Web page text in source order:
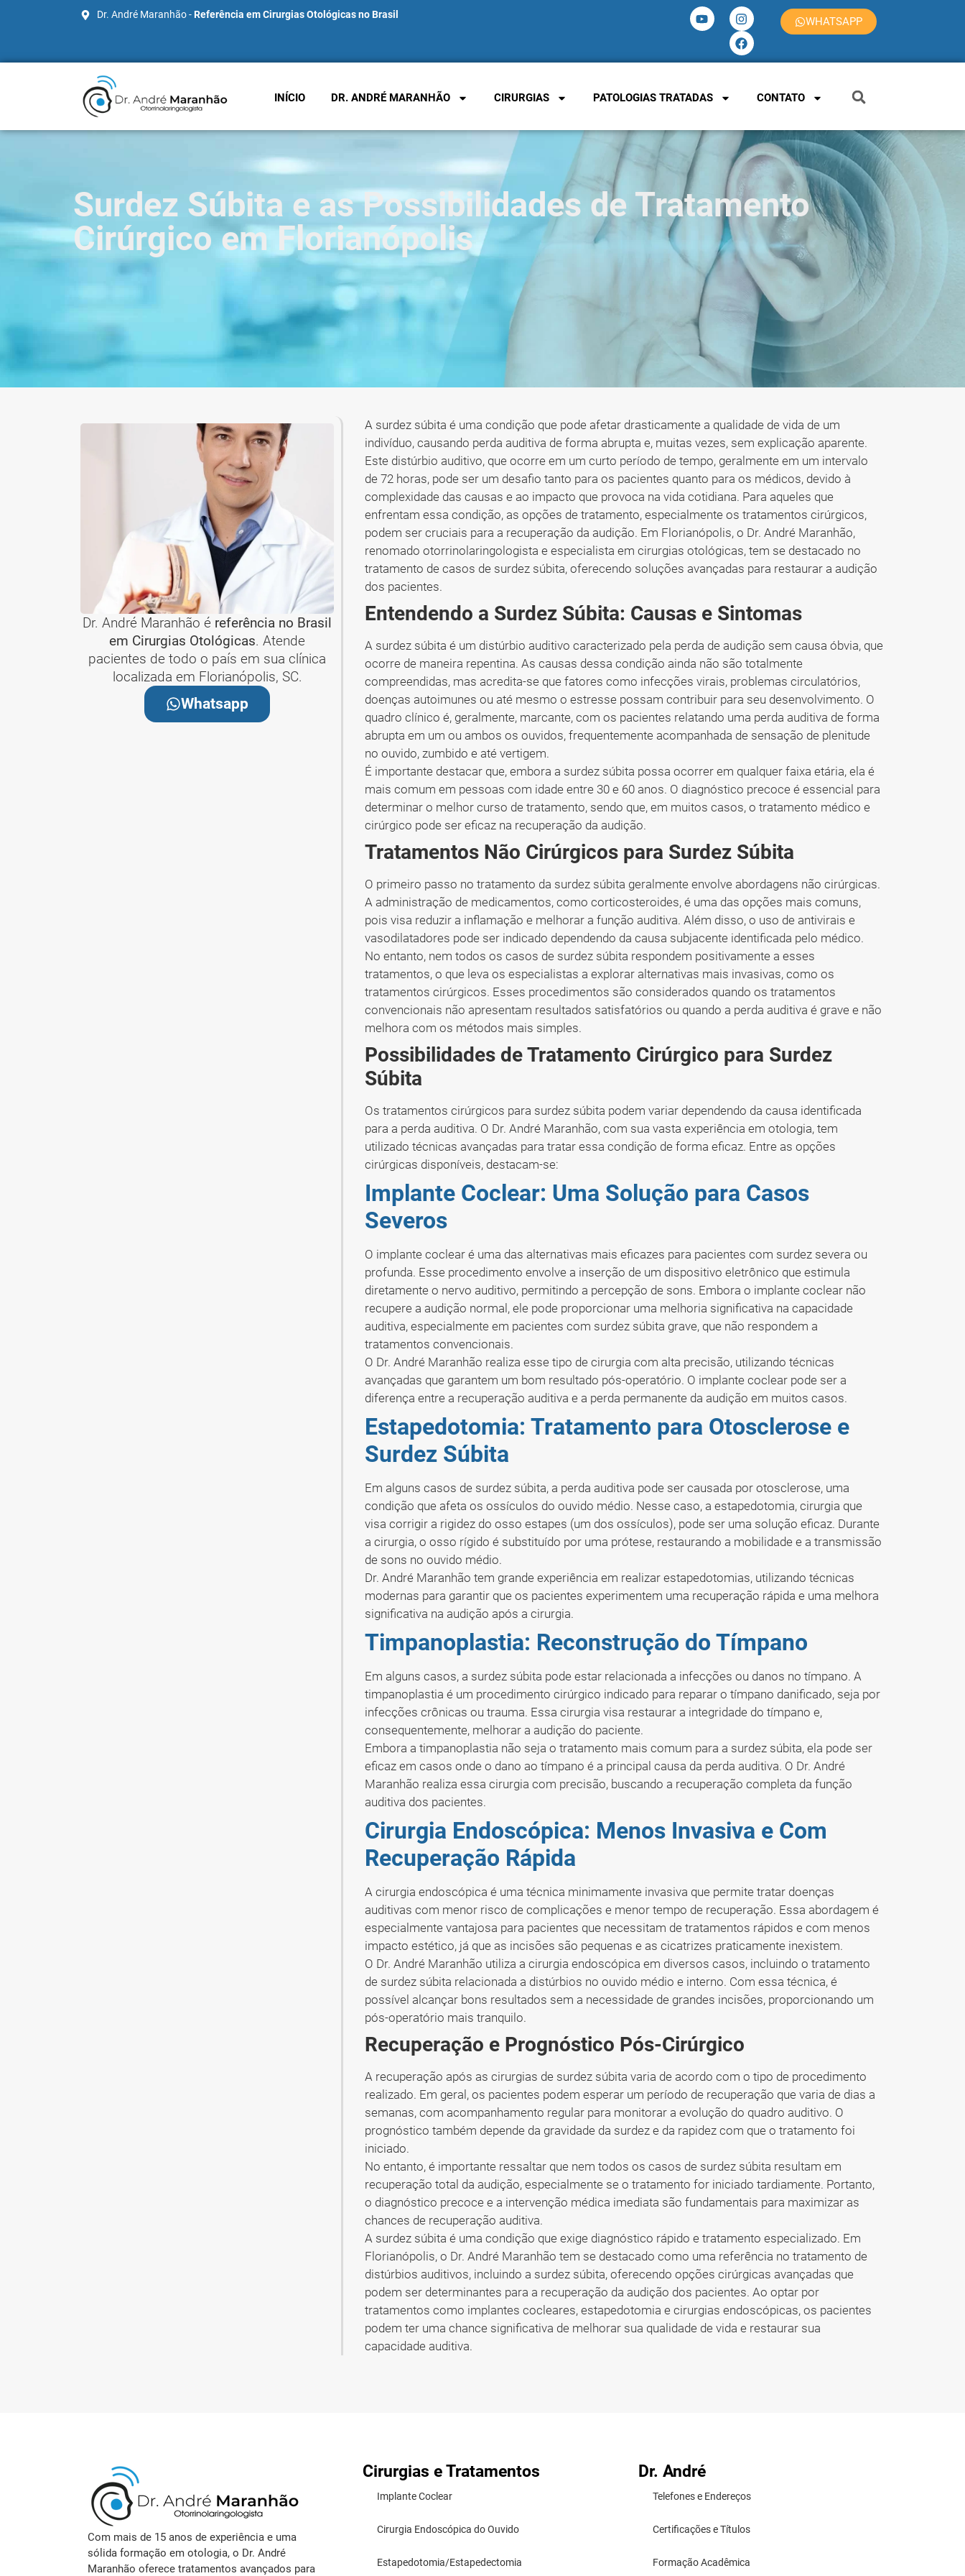
Dr. André Maranhão -Referência em Cirurgias Otológicas no Brasil
WHATSAPP
INÍCIO DR. ANDRÉ MARANHÃO CIRURGIAS PATOLOGIAS TRATADAS CONTATO
Surdez Súbita e as Possibilidades de Tratamento
Cirúrgico em Florianópolis
Dr. André Maranhão é referência no Brasil
em Cirurgias Otológicas. Atende
pacientes de todo o país em sua clínica
localizada em Florianópolis, SC.
Whatsapp
A surdez súbita é uma condição que pode afetar drasticamente a qualidade de vida de um
indivíduo, causando perda auditiva de forma abrupta e, muitas vezes, sem explicação aparente.
Este distúrbio auditivo, que ocorre em um curto período de tempo, geralmente em um intervalo
de 72 horas, pode ser um desafio tanto para os pacientes quanto para os médicos, devido à
complexidade das causas e ao impacto que provoca na vida cotidiana. Para aqueles que
enfrentam essa condição, as opções de tratamento, especialmente os tratamentos cirúrgicos,
podem ser cruciais para a recuperação da audição. Em Florianópolis, o Dr. André Maranhão,
renomado otorrinolaringologista e especialista em cirurgias otológicas, tem se destacado no
tratamento de casos de surdez súbita, oferecendo soluções avançadas para restaurar a audição
dos pacientes.
Entendendo a Surdez Súbita: Causas e Sintomas
A surdez súbita é um distúrbio auditivo caracterizado pela perda de audição sem causa óbvia, que
ocorre de maneira repentina. As causas dessa condição ainda não são totalmente
compreendidas, mas acredita-se que fatores como infecções virais, problemas circulatórios,
doenças autoimunes ou até mesmo o estresse possam contribuir para seu desenvolvimento. O
quadro clínico é, geralmente, marcante, com os pacientes relatando uma perda auditiva de forma
abrupta em um ou ambos os ouvidos, frequentemente acompanhada de sensação de plenitude
no ouvido, zumbido e até vertigem.
É importante destacar que, embora a surdez súbita possa ocorrer em qualquer faixa etária, ela é
mais comum em pessoas com idade entre 30 e 60 anos. O diagnóstico precoce é essencial para
determinar o melhor curso de tratamento, sendo que, em muitos casos, o tratamento médico e
cirúrgico pode ser eficaz na recuperação da audição.
Tratamentos Não Cirúrgicos para Surdez Súbita
O primeiro passo no tratamento da surdez súbita geralmente envolve abordagens não cirúrgicas.
A administração de medicamentos, como corticosteroides, é uma das opções mais comuns,
pois visa reduzir a inflamação e melhorar a função auditiva. Além disso, o uso de antivirais e
vasodilatadores pode ser indicado dependendo da causa subjacente identificada pelo médico.
No entanto, nem todos os casos de surdez súbita respondem positivamente a esses
tratamentos, o que leva os especialistas a explorar alternativas mais invasivas, como os
tratamentos cirúrgicos. Esses procedimentos são considerados quando os tratamentos
convencionais não apresentam resultados satisfatórios ou quando a perda auditiva é grave e não
melhora com os métodos mais simples.
Possibilidades de Tratamento Cirúrgico para Surdez
Súbita
Os tratamentos cirúrgicos para surdez súbita podem variar dependendo da causa identificada
para a perda auditiva. O Dr. André Maranhão, com sua vasta experiência em otologia, tem
utilizado técnicas avançadas para tratar essa condição de forma eficaz. Entre as opções
cirúrgicas disponíveis, destacam-se:
Implante Coclear: Uma Solução para Casos
Severos
O implante coclear é uma das alternativas mais eficazes para pacientes com surdez severa ou
profunda. Esse procedimento envolve a inserção de um dispositivo eletrônico que estimula
diretamente o nervo auditivo, permitindo a percepção de sons. Embora o implante coclear não
recupere a audição normal, ele pode proporcionar uma melhoria significativa na capacidade
auditiva, especialmente em pacientes com surdez súbita grave, que não respondem a
tratamentos convencionais.
O Dr. André Maranhão realiza esse tipo de cirurgia com alta precisão, utilizando técnicas
avançadas que garantem um bom resultado pós-operatório. O implante coclear pode ser a
diferença entre a recuperação auditiva e a perda permanente da audição em muitos casos.
Estapedotomia: Tratamento para Otosclerose e
Surdez Súbita
Em alguns casos de surdez súbita, a perda auditiva pode ser causada por otosclerose, uma
condição que afeta os ossículos do ouvido médio. Nesse caso, a estapedotomia, cirurgia que
visa corrigir a rigidez do osso estapes (um dos ossículos), pode ser uma solução eficaz. Durante
a cirurgia, o osso rígido é substituído por uma prótese, restaurando a mobilidade e a transmissão
de sons no ouvido médio.
Dr. André Maranhão tem grande experiência em realizar estapedotomias, utilizando técnicas
modernas para garantir que os pacientes experimentem uma recuperação rápida e uma melhora
significativa na audição após a cirurgia.
Timpanoplastia: Reconstrução do Tímpano
Em alguns casos, a surdez súbita pode estar relacionada a infecções ou danos no tímpano. A
timpanoplastia é um procedimento cirúrgico indicado para reparar o tímpano danificado, seja por
infecções crônicas ou trauma. Essa cirurgia visa restaurar a integridade do tímpano e,
consequentemente, melhorar a audição do paciente.
Embora a timpanoplastia não seja o tratamento mais comum para a surdez súbita, ela pode ser
eficaz em casos onde o dano ao tímpano é a principal causa da perda auditiva. O Dr. André
Maranhão realiza essa cirurgia com precisão, buscando a recuperação completa da função
auditiva dos pacientes.
Cirurgia Endoscópica: Menos Invasiva e Com
Recuperação Rápida
A cirurgia endoscópica é uma técnica minimamente invasiva que permite tratar doenças
auditivas com menor risco de complicações e menor tempo de recuperação. Essa abordagem é
especialmente vantajosa para pacientes que necessitam de tratamentos rápidos e com menos
impacto estético, já que as incisões são pequenas e as cicatrizes praticamente inexistem.
O Dr. André Maranhão utiliza a cirurgia endoscópica em diversos casos, incluindo o tratamento
de surdez súbita relacionada a distúrbios no ouvido médio e interno. Com essa técnica, é
possível alcançar bons resultados sem a necessidade de grandes incisões, proporcionando um
pós-operatório mais tranquilo.
Recuperação e Prognóstico Pós-Cirúrgico
A recuperação após as cirurgias de surdez súbita varia de acordo com o tipo de procedimento
realizado. Em geral, os pacientes podem esperar um período de recuperação que varia de dias a
semanas, com acompanhamento regular para monitorar a evolução do quadro auditivo. O
prognóstico também depende da gravidade da surdez e da rapidez com que o tratamento foi
iniciado.
No entanto, é importante ressaltar que nem todos os casos de surdez súbita resultam em
recuperação total da audição, especialmente se o tratamento for iniciado tardiamente. Portanto,
o diagnóstico precoce e a intervenção médica imediata são fundamentais para maximizar as
chances de recuperação auditiva.
A surdez súbita é uma condição que exige diagnóstico rápido e tratamento especializado. Em
Florianópolis, o Dr. André Maranhão tem se destacado como uma referência no tratamento de
distúrbios auditivos, incluindo a surdez súbita, oferecendo opções cirúrgicas avançadas que
podem ser determinantes para a recuperação da audição dos pacientes. Ao optar por
tratamentos como implantes cocleares, estapedotomia e cirurgias endoscópicas, os pacientes
podem ter uma chance significativa de melhorar sua qualidade de vida e restaurar sua
capacidade auditiva.
Com mais de 15 anos de experiência e uma
sólida formação em otologia, o Dr. André
Maranhão oferece tratamentos avançados para
Cirurgias e Tratamentos
Implante Coclear
Cirurgia Endoscópica do Ouvido
Estapedotomia/Estapedectomia
Dr. André
Telefones e Endereços
Certificações e Títulos
Formação Acadêmica